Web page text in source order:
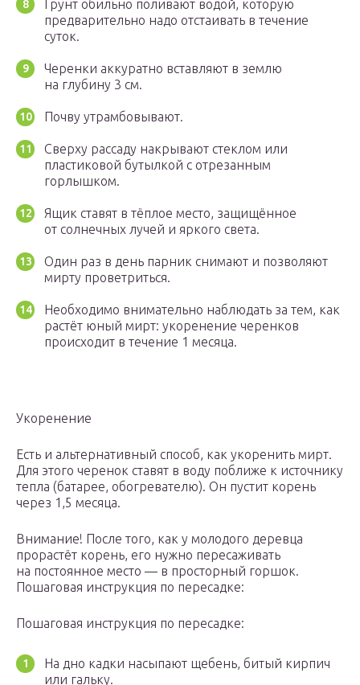
Грунт обильно поливают водой, которую
предварительно надо отстаивать в течение
суток.
Черенки аккуратно вставляют в землю
на глубину 3 см.
Почву утрамбовывают.
Сверху рассаду накрывают стеклом или
пластиковой бутылкой с отрезанным
горлышком.
Ящик ставят в тёплое место, защищённое
от солнечных лучей и яркого света.
Один раз в день парник снимают и позволяют
мирту проветриться.
Необходимо внимательно наблюдать за тем, как
растёт юный мирт: укоренение черенков
происходит в течение 1 месяца.
Укоренение
Есть и альтернативный способ, как укоренить мирт.
Для этого черенок ставят в воду поближе к источнику
тепла (батарее, обогревателю). Он пустит корень
через 1,5 месяца.
Внимание! После того, как у молодого деревца
прорастёт корень, его нужно пересаживать
на постоянное место — в просторный горшок.
Пошаговая инструкция по пересадке:
Пошаговая инструкция по пересадке:
На дно кадки насыпают щебень, битый кирпич
или гальку.